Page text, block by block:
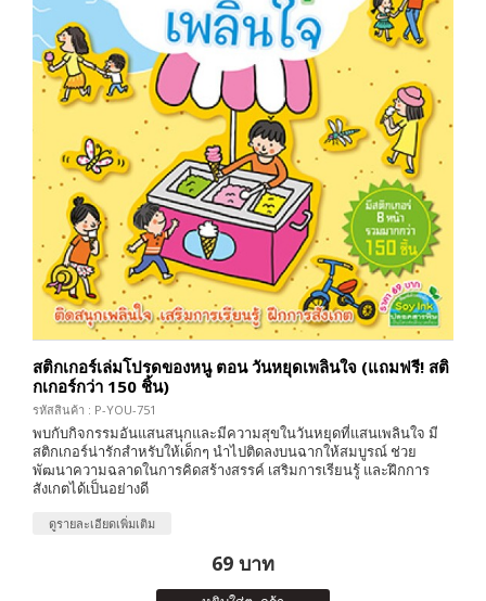
สติกเกอร์เล่มโปรดของหนู ตอน วันหยุดเพลินใจ (แถมฟรี! สติ
กเกอร์กว่า 150 ชิ้น)
รหัสสินค้า : P-YOU-751
พบกับกิจกรรมอันแสนสนุกและมีความสุขในวันหยุดที่แสนเพลินใจ มี
สติกเกอร์น่ารักสำหรับให้เด็กๆ นำไปติดลงบนฉากให้สมบูรณ์ ช่วย
พัฒนาความฉลาดในการคิดสร้างสรรค์ เสริมการเรียนรู้ และฝึกการ
สังเกตได้เป็นอย่างดี
ดูรายละเอียดเพิ่มเติม
69 บาท